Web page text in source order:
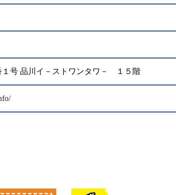
１号 品川イ－ストワンタワ－ １５階